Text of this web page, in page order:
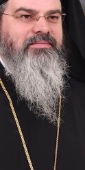
Sfântul
era din
grecesc, și a
filosof, apoi
Hristos.
aceasta, ca nu
de la aceia